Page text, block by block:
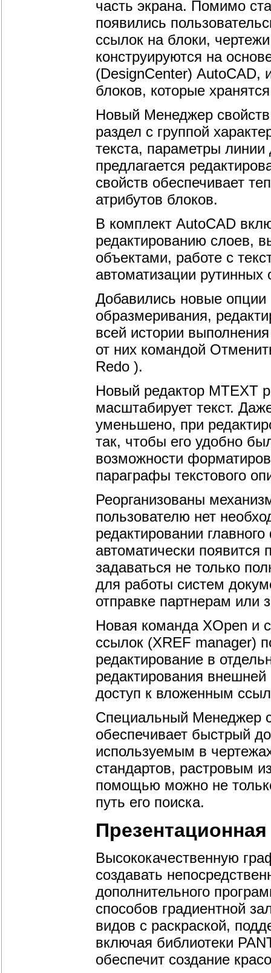
часть экрана. Помимо
появились
ссылок на блоки,
конструируются на
(DesignCenter) AutoCAD,
блоков, которые
Новый Менеджер
раздел с группой
текста, параметры
предлагается
свойств обеспечивает
атрибутов блоков.
В комплект AutoCAD
редактированию слоев,
объектами, работе с
автоматизации рутинных
Добавились новые опции
образмеривания,
всей истории
от них командой
Redo ).
Новый редактор MTEXT
масштабирует текст.
уменьшено, при
так, чтобы его удобно
возможности
параграфы текстового
Реорганизованы
пользователю нет
редактировании
автоматически
задаваться не только
для работы систем
отправке партнерам или
Новая команда ХOpen и
ссылок (XREF manager)
редактирование в
редактирования
доступ к вложенным
Специальный Менеджер
обеспечивает быстрый
используемым в
стандартов, растровым
помощью можно не
путь его поиска.
Высококачественную
создавать
дополнительного
способов градиентной
видов с раскраской,
включая библиотеки
обеспечит создание